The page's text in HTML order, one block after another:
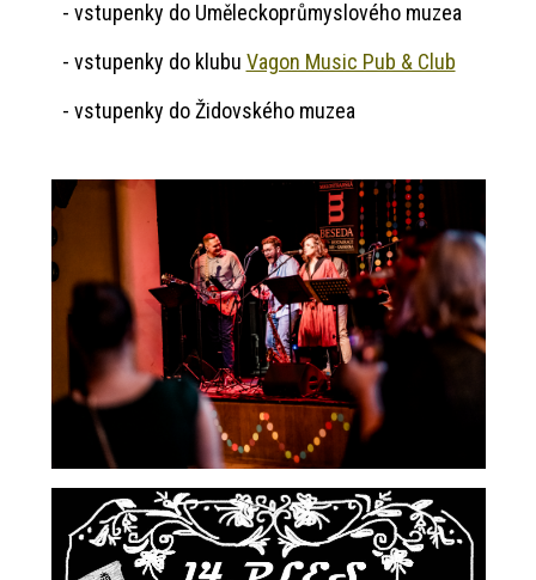
- vstupenky do Uměleckoprůmyslového muzea
- vstupenky do klubu Vagon Music Pub & Club
- vstupenky do Židovského muzea